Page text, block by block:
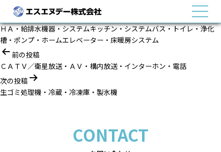
MENU
ＨＡ・給排水機器・システムキッチン・システムバス・トイレ・浄化
槽・ポンプ・ホームエレベーター・床暖房システム
投
稿
ビ
ゲ
前の投稿
ＣＡＴＶ／衛星放送・ＡＶ・構内放送・インターホン・電話
次の投稿
生ゴミ処理機・冷蔵・冷凍庫・製氷機
CONTACT